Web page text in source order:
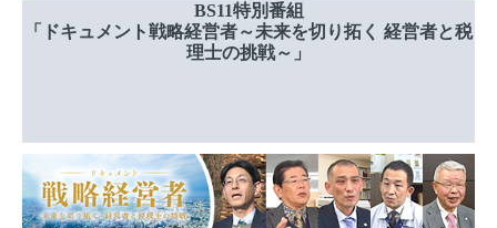
BS11特別番組
「ドキュメント戦略経営者～未来を切り拓く 経営者と税
理士の挑戦～」